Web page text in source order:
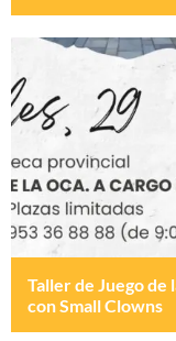
Taller de Juego de
con Small Clowns